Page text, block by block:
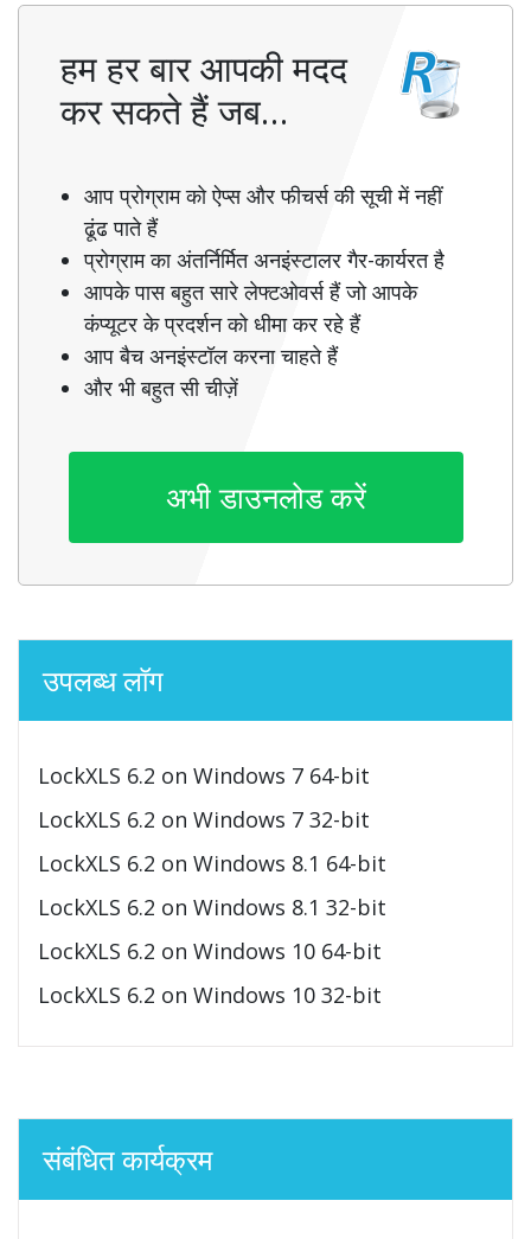
हम हर बार आपकी मदद
कर सकते हैं जब…
आप प्रोग्राम को ऐप्स और फीचर्स की सूची में नहीं
ढूंढ पाते हैं
प्रोग्राम का अंतर्निर्मित अनइंस्टालर गैर-कार्यरत है
आपके पास बहुत सारे लेफ्टओवर्स हैं जो आपके
कंप्यूटर के प्रदर्शन को धीमा कर रहे हैं
आप बैच अनइंस्टॉल करना चाहते हैं
और भी बहुत सी चीज़ें
अभी डाउनलोड करें
उपलब्ध लॉग
LockXLS 6.2 on Windows 7 64-bit
LockXLS 6.2 on Windows 7 32-bit
LockXLS 6.2 on Windows 8.1 64-bit
LockXLS 6.2 on Windows 8.1 32-bit
LockXLS 6.2 on Windows 10 64-bit
LockXLS 6.2 on Windows 10 32-bit
संबंधित कार्यक्रम